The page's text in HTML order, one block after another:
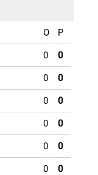
O P
0 0
0 0
0 0
0 0
0 0
0 0